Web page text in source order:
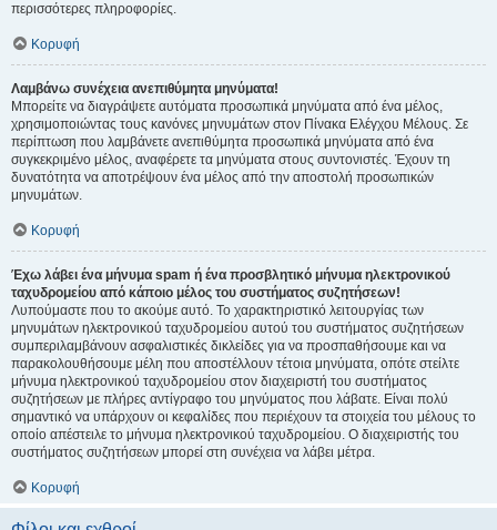
περισσότερες πληροφορίες.
Κορυφή
Λαμβάνω συνέχεια ανεπιθύμητα μηνύματα!
Μπορείτε να διαγράψετε αυτόματα προσωπικά μηνύματα από ένα μέλος,
χρησιμοποιώντας τους κανόνες μηνυμάτων στον Πίνακα Ελέγχου Μέλους. Σε
περίπτωση που λαμβάνετε ανεπιθύμητα προσωπικά μηνύματα από ένα
συγκεκριμένο μέλος, αναφέρετε τα μηνύματα στους συντονιστές. Έχουν τη
δυνατότητα να αποτρέψουν ένα μέλος από την αποστολή προσωπικών
μηνυμάτων.
Κορυφή
Έχω λάβει ένα μήνυμα spam ή ένα προσβλητικό μήνυμα ηλεκτρονικού
ταχυδρομείου από κάποιο μέλος του συστήματος συζητήσεων!
Λυπούμαστε που το ακούμε αυτό. Το χαρακτηριστικό λειτουργίας των
μηνυμάτων ηλεκτρονικού ταχυδρομείου αυτού του συστήματος συζητήσεων
συμπεριλαμβάνουν ασφαλιστικές δικλείδες για να προσπαθήσουμε και να
παρακολουθήσουμε μέλη που αποστέλλουν τέτοια μηνύματα, οπότε στείλτε
μήνυμα ηλεκτρονικού ταχυδρομείου στον διαχειριστή του συστήματος
συζητήσεων με πλήρες αντίγραφο του μηνύματος που λάβατε. Είναι πολύ
σημαντικό να υπάρχουν οι κεφαλίδες που περιέχουν τα στοιχεία του μέλους το
οποίο απέστειλε το μήνυμα ηλεκτρονικού ταχυδρομείου. Ο διαχειριστής του
συστήματος συζητήσεων μπορεί στη συνέχεια να λάβει μέτρα.
Κορυφή